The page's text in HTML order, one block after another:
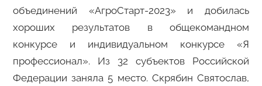
объединений «АгроСтарт-2023» и добилась
хороших результатов в общекомандном
конкурсе и индивидуальном конкурсе «Я
профессионал». Из 32 субъектов Российской
Федерации заняла 5 место. Скрябин Святослав,